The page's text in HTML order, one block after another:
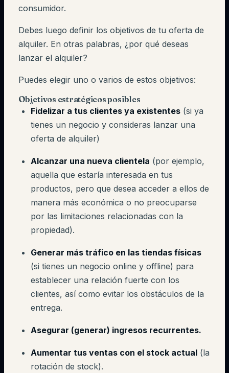
consumidor.
Debes luego definir los objetivos de tu oferta de
alquiler. En otras palabras, ¿por qué deseas
lanzar el alquiler?
Puedes elegir uno o varios de estos objetivos:
Objetivos estratégicos posibles
Fidelizar a tus clientes ya existentes (si ya
tienes un negocio y consideras lanzar una
oferta de alquiler)
Alcanzar una nueva clientela (por ejemplo,
aquella que estaría interesada en tus
productos, pero que desea acceder a ellos de
manera más económica o no preocuparse
por las limitaciones relacionadas con la
propiedad).
Generar más tráfico en las tiendas físicas
(si tienes un negocio online y offline) para
establecer una relación fuerte con los
clientes, así como evitar los obstáculos de la
entrega.
Asegurar (generar) ingresos recurrentes.
Aumentar tus ventas con el stock actual (la
rotación de stock).